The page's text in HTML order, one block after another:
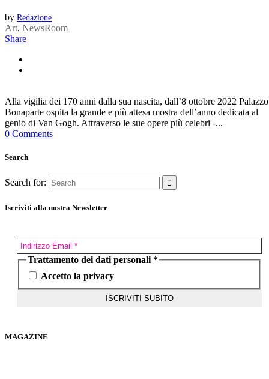
by Redazione
Art, NewsRoom
Share
Alla vigilia dei 170 anni dalla sua nascita, dall’8 ottobre 2022 Palazzo
Bonaparte ospita la grande e più attesa mostra dell’anno dedicata al
genio di Van Gogh. Attraverso le sue opere più celebri -...
0 Comments
Search
Search for:
Iscriviti alla nostra Newsletter
Trattamento dei dati personali *
Accetto la privacy
MAGAZINE